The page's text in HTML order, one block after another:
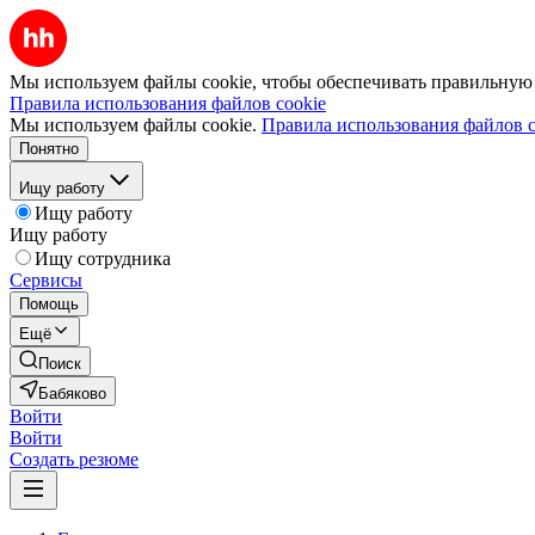
Мы используем файлы cookie, чтобы обеспечивать правильную
Правила использования файлов cookie
Мы используем файлы cookie. Правила использования файлов
Понятно
Ищу работу
Ищу работу
Ищу работу
Ищу сотрудника
Сервисы
Помощь
Ещё
Поиск
Бабяково
Войти
Войти
Создать резюме